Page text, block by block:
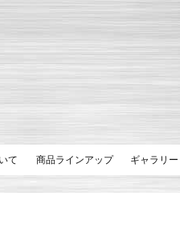
て 商品ラインアップ ギャラリー